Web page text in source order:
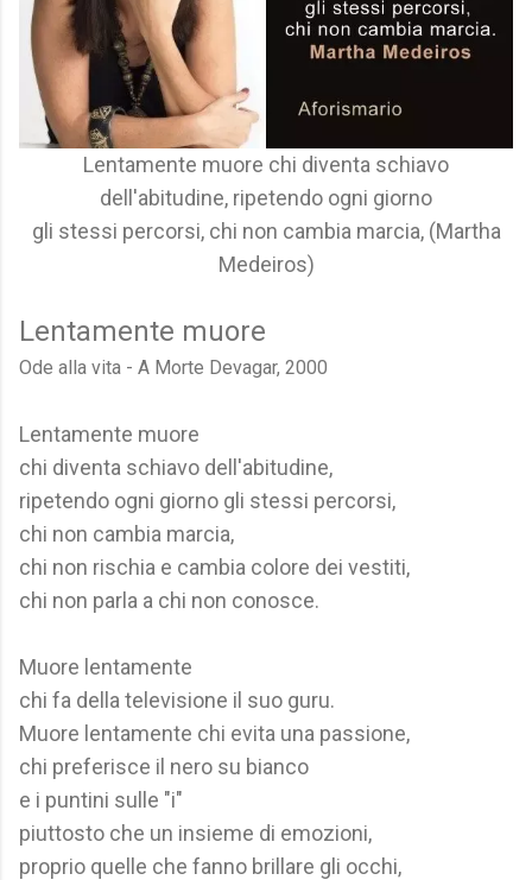
Lentamente muore chi diventa schiavo
dell'abitudine, ripetendo ogni giorno
gli stessi percorsi, chi non cambia marcia, (Martha
Medeiros)
Lentamente muore
Ode alla vita - A Morte Devagar, 2000
Lentamente muore
chi diventa schiavo dell'abitudine,
ripetendo ogni giorno gli stessi percorsi,
chi non cambia marcia,
chi non rischia e cambia colore dei vestiti,
chi non parla a chi non conosce.
Muore lentamente
chi fa della televisione il suo guru.
Muore lentamente chi evita una passione,
chi preferisce il nero su bianco
e i puntini sulle "i"
piuttosto che un insieme di emozioni,
proprio quelle che fanno brillare gli occhi,